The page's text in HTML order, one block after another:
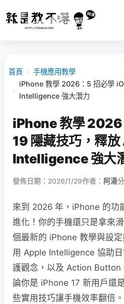
首頁 › 手機應用教學
›
iPhone 教學 2026：5 招必學
Intelligence 強大潛力
iPhone 教學 2026
19 隱藏技巧，釋
Intelligence 強大
發佈日期：2026/1/29作者： 阿湯
來到 2026 年，iPhone 的功
進化！你的手機還只是拿來
個最新的 iPhone 教學與設
用 Apple Intelligence 協助
護觀念，以及 Action Button
論你是 iPhone 17 新用戶還
些實用技巧讓手機效率翻倍。